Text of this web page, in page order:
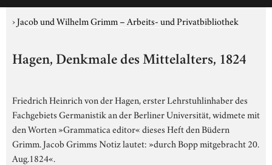
›Jacob und Wilhelm Grimm – Arbeits- und Privatbibliothek
Hagen, Denkmale des Mittelalters, 1824
Friedrich Heinrich von der Hagen, erster Lehrstuhlinhaber des
Fachgebiets Germanistik an der Berliner Universität, widmete mit
den Worten »Grammatica editor« dieses Heft den Büdern
Grimm. Jacob Grimms Notiz lautet: »durch Bopp mitgebracht 20.
Aug.1824«.